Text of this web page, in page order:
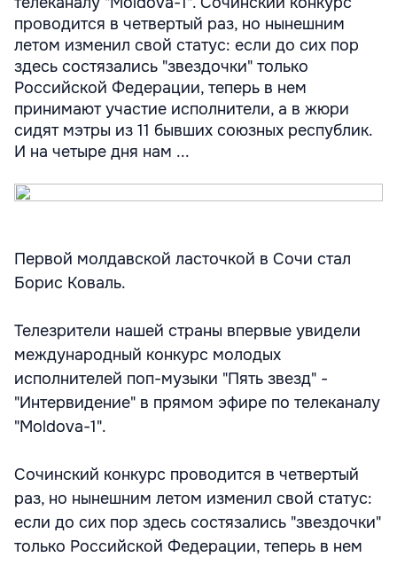
проводится в четвертый раз, но нынешним
летом изменил свой статус: если до сих пор
здесь состязались "звездочки" только
Российской Федерации, теперь в нем
принимают участие исполнители, а в жюри
сидят мэтры из 11 бывших союзных республик.
И на четыре дня нам ...
Первой молдавской ласточкой в Сочи стал
Борис Коваль.
Телезрители нашей страны впервые увидели
международный конкурс молодых
исполнителей поп-музыки "Пять звезд" -
"Интервидение" в прямом эфире по телеканалу
"Moldova-1".
Сочинский конкурс проводится в четвертый
раз, но нынешним летом изменил свой статус:
если до сих пор здесь состязались "звездочки"
только Российской Федерации, теперь в нем